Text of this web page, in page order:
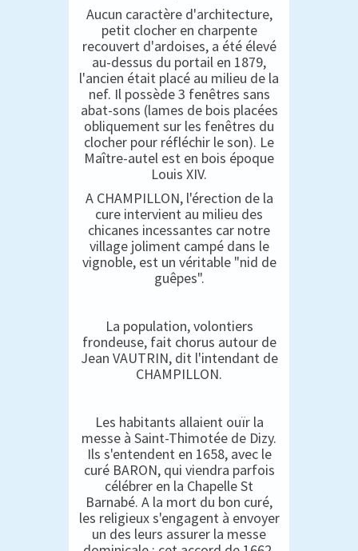
Aucun caractère d'architecture,
petit clocher en charpente
recouvert d'ardoises, a été élevé
au-dessus du portail en 1879,
l'ancien était placé au milieu de la
nef. Il possède 3 fenêtres sans
abat-sons (lames de bois placées
obliquement sur les fenêtres du
clocher pour réfléchir le son). Le
Maître-autel est en bois époque
Louis XIV.
A CHAMPILLON, l'érection de la
cure intervient au milieu des
chicanes incessantes car notre
village joliment campé dans le
vignoble, est un véritable "nid de
guêpes".
La population, volontiers
frondeuse, fait chorus autour de
Jean VAUTRIN, dit l'intendant de
CHAMPILLON.
Les habitants allaient ouïr la
messe à Saint-Thimotée de Dizy.
Ils s'entendent en 1658, avec le
curé BARON, qui viendra parfois
célébrer en la Chapelle St
Barnabé. A la mort du bon curé,
les religieux s'engagent à envoyer
un des leurs assurer la messe